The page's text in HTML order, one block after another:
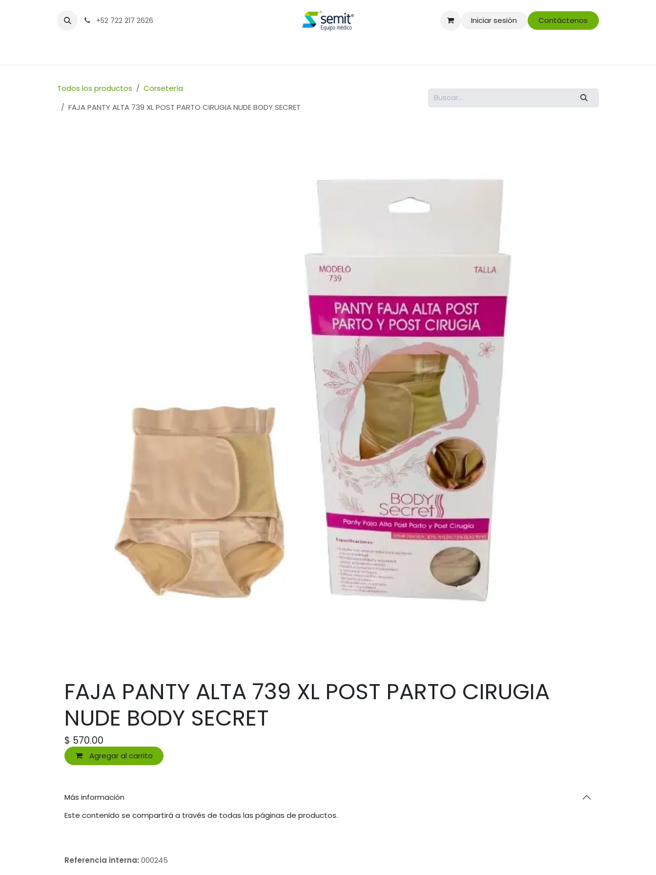
+52 722 217 2626 Iniciar sesión Contáctenos
Todos los productos
Corsetería
FAJA PANTY ALTA 739 XL POST PARTO CIRUGIA NUDE BODY SECRET
FAJA PANTY ALTA 739 XL POST PARTO CIRUGIA
NUDE BODY SECRET
$ 570.00
Agregar al carrito
Más información
Este contenido se compartirá a través de todas las páginas de productos.
Referencia interna: 000245